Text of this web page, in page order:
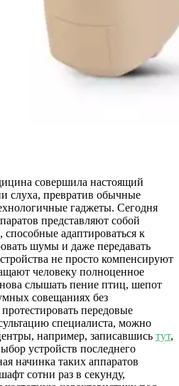
совершила настоящий
слуха, превратив обычные
гаджеты. Сегодня
представляют собой
адаптироваться к
шумы и даже передавать
не просто компенсируют
человеку полноценное
слышать пение птиц, шепот
совещаниях без
передовые
специалиста, можно
например, записавшись тут,
устройств последнего
начинка таких аппаратов
сотни раз в секунду,